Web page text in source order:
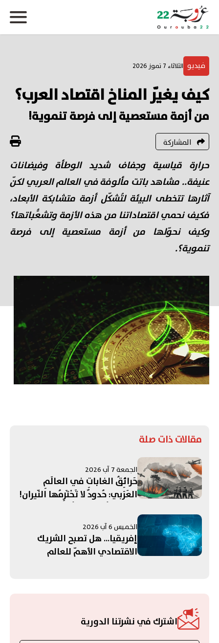
فيديو الثلاثاء 7 تموز 2026
كيف يغيّر المناخ اقتصاد العرب؟
من أزمة مستعصية إلى فرصة تنموية!
المشاركة
حرارة قياسية وجفاف شديد الوطأة وفيضانات
عنيفة.. مشاهد باتت مألوفة في العالم العربي لكنّ
آثارها تتخطى البيئة لتُشكّل أزمة متشابكة الأبعاد،
فكيف نحمي اقتصاداتنا من هذه الأزمة وتشعُّباتها؟
وكيف نحوّلها من أزمة مستعصية إلى فرصة
تنموية؟.
مقالات ذات صلة
الجمعة 7 آب 2026
حَرائِقُ الغاباتِ في العالَمِ
العَرَبي: حُدودٌ لا تَحْتَرِمُها النّيران!
عَرَبي؟
الخميس 6 آب 2026
إفريقيا... هل تصبح الشريك
الاقتصادي الأهمّ للعالم
اشترك في نشرتنا الدورية